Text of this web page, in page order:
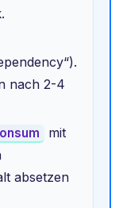
nach 2-4
mit
absetzen